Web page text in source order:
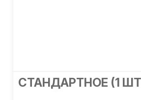
СТАНДАРТНОЕ (1